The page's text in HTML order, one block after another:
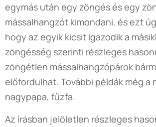
egymás után egy zöngés és egy
mássalhangzót kimondani, és ezt
hogy az egyik kicsit igazodik a
zöngésség szerinti részleges
zöngétlen mássalhangzópárok
előfordulhat. További példák még a
nagypapa, fűzfa.
Az írásban jelöletlen részleges